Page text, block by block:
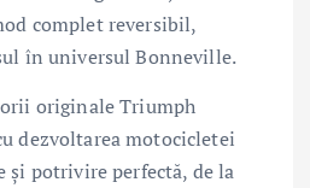
complet reversibil,
în universul Bonneville.
originale Triumph
dezvoltarea motocicletei
potrivire perfectă, de la